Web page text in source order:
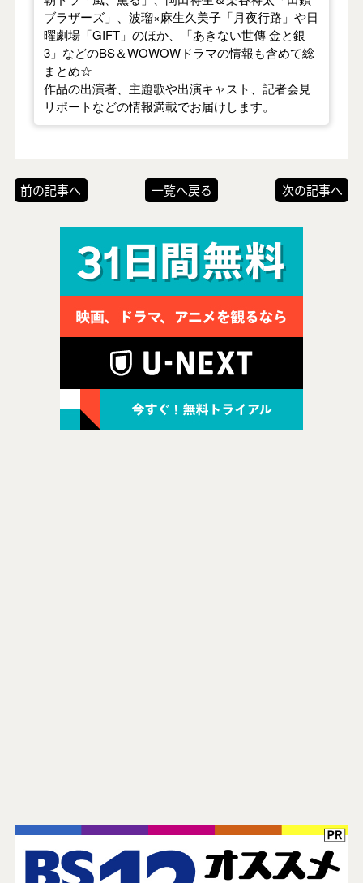
ブラザーズ」、波瑠×麻生久美子「月夜行路」や日
曜劇場「GIFT」のほか、「あきない世傳 金と銀
3」などのBS＆WOWOWドラマの情報も含めて総
まとめ☆
作品の出演者、主題歌や出演キャスト、記者会見
リポートなどの情報満載でお届けします。
前の記事へ 一覧へ戻る 次の記事へ